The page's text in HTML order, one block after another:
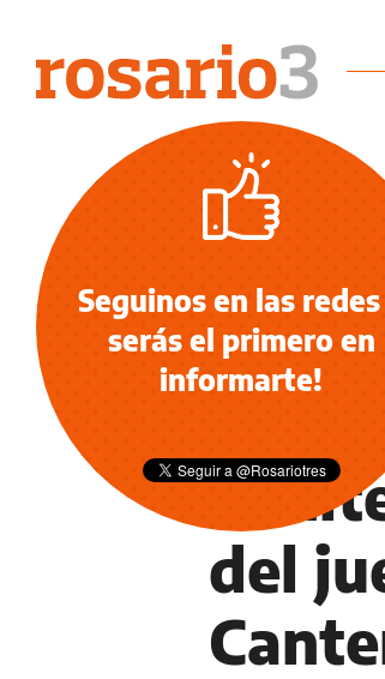
POLICIALES
del
Seguinos en las
serás el primero en
informarte!